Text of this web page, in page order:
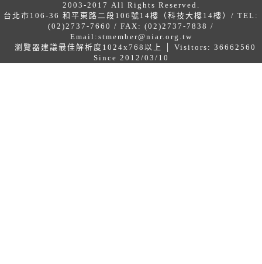
2003-2017 All Rights Reserved.
台北市106-36 和平東路二段106號14樓（科技大樓14樓）/ TEL:
(02)2737-7660 / FAX: (02)2737-7838 /
Email: stmember@niar.org.tw
瀏覽器建議最佳解析度1024x768以上 │ Visitors: 36662560
Since 2012/03/10